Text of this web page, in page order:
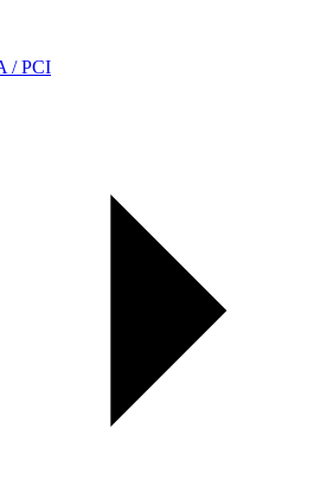
/ PCI